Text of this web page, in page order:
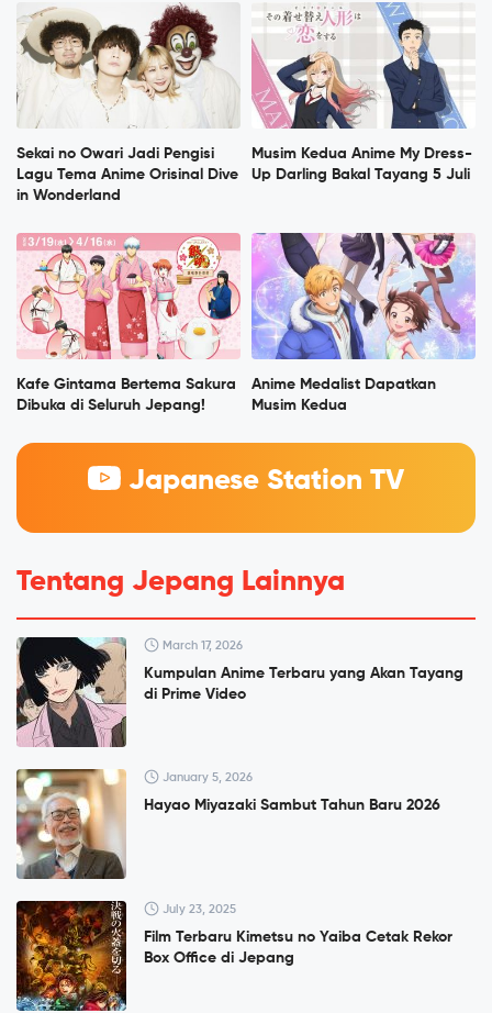
Sekai no Owari Jadi Pengisi
Lagu Tema Anime Orisinal Dive
in Wonderland
Musim Kedua Anime My Dress-
Up Darling Bakal Tayang 5 Juli
Kafe Gintama Bertema Sakura
Dibuka di Seluruh Jepang!
Anime Medalist Dapatkan
Musim Kedua
Japanese Station TV
Tentang Jepang Lainnya
March 17, 2026
Kumpulan Anime Terbaru yang Akan Tayang
di Prime Video
January 5, 2026
Hayao Miyazaki Sambut Tahun Baru 2026
July 23, 2025
Film Terbaru Kimetsu no Yaiba Cetak Rekor
Box Office di Jepang